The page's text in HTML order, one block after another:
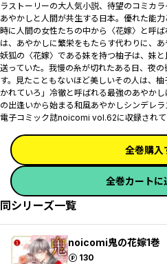
ラストーリーの大人気小説、待望のコミカラ
あやかしと人間が共生する日本。優れた能
時に人間の女性たちの中から〈花嫁〉と呼
は、あやかしに繁栄をもたらす代わりに、あ
妖狐の〈花嫁〉である妹を持つ柚子は、妹
送っていた。我慢の糸が切れたある日、夜
す。見たこともないほど美しいその人は、
かれていろ」冷徹と呼ばれる最強のあやか
の出逢いから始まる和風あやかしシンデレ
電子コミック誌noicomi vol.62に収録され
全巻購入
全巻カートに
同シリーズ一覧
noicomi鬼の花嫁1巻
130
ポイント